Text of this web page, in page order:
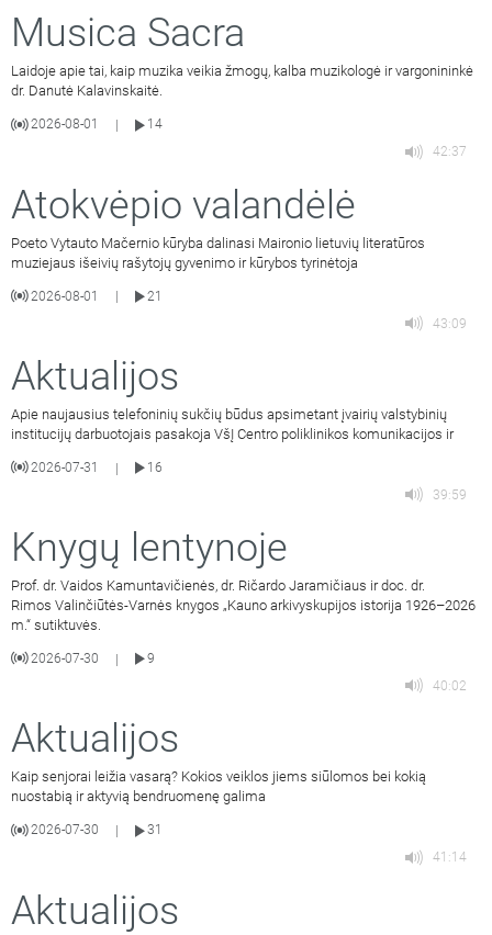
Musica Sacra
Laidoje apie tai, kaip muzika veikia žmogų, kalba muzikologė ir vargonininkė
dr. Danutė Kalavinskaitė.
2026-08-01
14
42:37
Atokvėpio valandėlė
Poeto Vytauto Mačernio kūryba dalinasi Maironio lietuvių literatūros
muziejaus išeivių rašytojų gyvenimo ir kūrybos tyrinėtoja
2026-08-01
21
43:09
Aktualijos
Apie naujausius telefoninių sukčių būdus apsimetant įvairių valstybinių
institucijų darbuotojais pasakoja VšĮ Centro poliklinikos komunikacijos ir
2026-07-31 |
16
39:59
Knygų lentynoje
Prof. dr. Vaidos Kamuntavičienės, dr. Ričardo Jaramičiaus ir doc. dr.
Rimos Valinčiūtės-Varnės knygos „Kauno arkivyskupijos istorija 1926–2026
m.“ sutiktuvės.
2026-07-30 |
9
40:02
Aktualijos
Kaip senjorai leižia vasarą? Kokios veiklos jiems siūlomos bei kokią
nuostabią ir aktyvią bendruomenę galima
2026-07-30
31
41:14
Aktualijos